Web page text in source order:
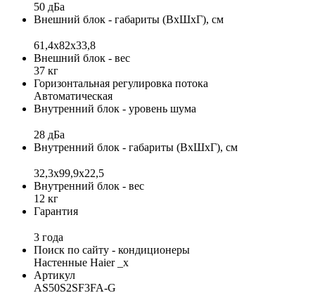
50 дБа
Внешний блок - габариты (ВхШхГ), см
61,4x82x33,8
Внешний блок - вес
37 кг
Горизонтальная регулировка потока
Автоматическая
Внутренний блок - уровень шума
28 дБа
Внутренний блок - габариты (ВхШхГ), см
32,3x99,9x22,5
Внутренний блок - вес
12 кг
Гарантия
3 года
Поиск по сайту - кондиционеры
Настенные Haier _x
Артикул
AS50S2SF3FA-G